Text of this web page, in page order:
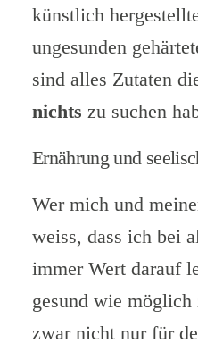
künstlich
ungesunden
sind alles Zutaten
nichts zu suchen
Ernährung und
Wer mich und
weiss, dass ich bei
immer Wert darauf
gesund wie
zwar nicht nur für